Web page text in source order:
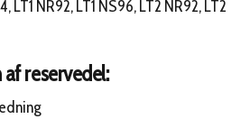
LT1 NR92, LT1 NS96, LT2 NR92, LT2
reservedel: